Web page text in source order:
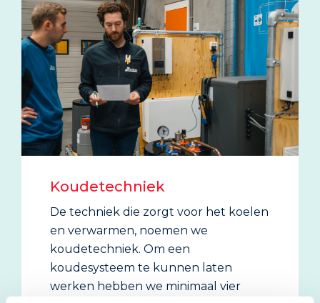
Koudetechniek
De techniek die zorgt voor het koelen
en verwarmen, noemen we
koudetechniek. Om een
koudesysteem te kunnen laten
werken hebben we minimaal vier